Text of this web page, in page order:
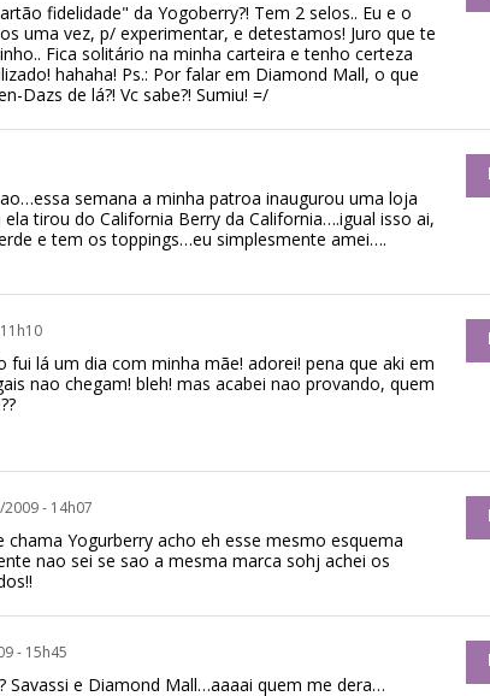
fidelidade" da Yogoberry?! Tem 2 selos.. Eu e o
uma vez, p/ experimentar, e detestamos! Juro que te
Fica solitário na minha carteira e tenho certeza
hahaha! Ps.: Por falar em Diamond Mall, o que
Dazs de lá?! Vc sabe?! Sumiu! =/
semana a minha patroa inaugurou uma loja
tirou do California Berry da California….igual isso ai,
e tem os toppings…eu simplesmente amei….
fui lá um dia com minha mãe! adorei! pena que aki em
nao chegam! bleh! mas acabei nao provando, quem
2009 - 14h07
chama Yogurberry acho eh esse mesmo esquema
nao sei se sao a mesma marca sohj achei os
- 15h45
Savassi e Diamond Mall…aaaai quem me dera…